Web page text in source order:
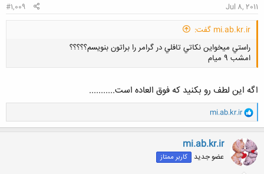
Jul 8, 2011
#1,009
mi.ab.kr.ir گفت:
راستي ميخواين نكاتي تافلي در گرامر را براتون بنويسم؟؟؟؟؟
امشب 9 ميام
کلیک کنید تا باز شود...
اگه این لطف رو بکنید که فوق العاده است...........
و
ا
ک
ن
ش
ه
ا
mi.ab.kr.ir
mi.ab.kr.ir
عضو جدید کاربر ممتاز